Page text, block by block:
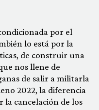
por el
lo está por la
de construir una
nos llene de
de salir a militarla
2022, la diferencia
cancelación de los